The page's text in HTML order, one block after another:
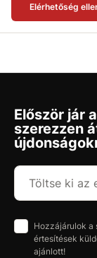
Elérhetőség
Először jár
szerezzen
Hozzájárulok a
értesítések
ajánlott!